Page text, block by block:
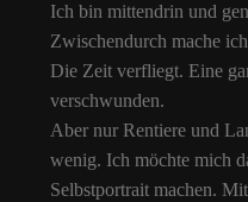
Ich bin mittendrin und
Zwischendurch mache
Die Zeit verfliegt. Eine
verschwunden.
Aber nur Rentiere und
wenig. Ich möchte mich
Selbstportrait machen.